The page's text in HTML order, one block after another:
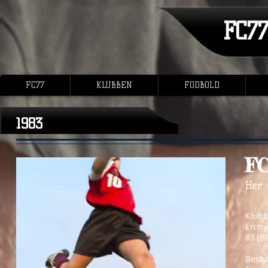
FC77
Her
En
83
1983
FC77 KLUBBEN FODBOLD